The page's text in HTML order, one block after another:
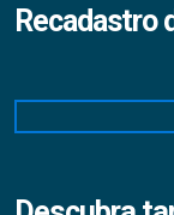
Recadastro